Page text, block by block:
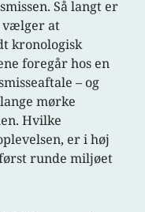
Så langt er
vælger at
kronologisk
foregår hos en
– og
mørke
Hvilke
er i høj
runde miljøet